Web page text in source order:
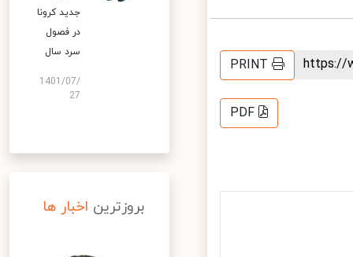
PRINT
PDF
جدید کرونا
در فصول
سرد سال
1401/07/
27
بروزترین اخبار ها